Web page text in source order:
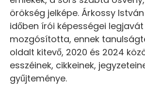
örökség jelképe. Árkossy
időben írói képességei legjavát
mozgósította, ennek
oldalt kitevő, 2020 és 2024
esszéinek, cikkeinek,
gyűjteménye.